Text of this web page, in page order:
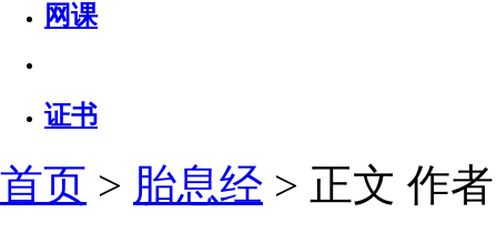
网课
证书
首页 > 胎息经 > 正文 作